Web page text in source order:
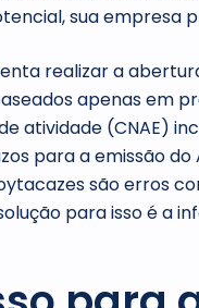
sua empresa
realizar a
apenas em
atividade (CNAE)
para a emissão
são erros
para isso é a